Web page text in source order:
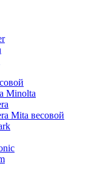
Minolta
Mita весовой